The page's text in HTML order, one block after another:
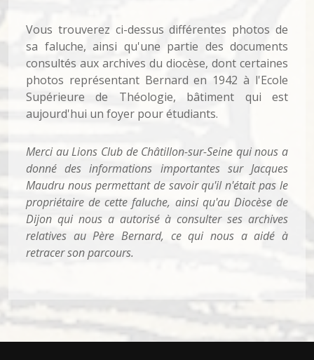
Vous trouverez ci-dessus différentes photos de
sa faluche, ainsi qu'une partie des documents
consultés aux archives du diocèse, dont certaines
photos représentant Bernard en 1942 à l'Ecole
Supérieure de Théologie, bâtiment qui est
aujourd'hui un foyer pour étudiants.
Merci au Lions Club de Châtillon-sur-Seine qui nous a
donné des informations importantes sur Jacques
Maudru nous permettant de savoir qu'il n'était pas le
propriétaire de cette faluche, ainsi qu'au Diocèse de
Dijon qui nous a autorisé à consulter ses archives
relatives au Père Bernard, ce qui nous a aidé à
retracer son parcours.